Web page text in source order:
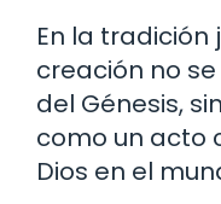
En la tradición
creación no
del Génesis,
como un acto
Dios en el